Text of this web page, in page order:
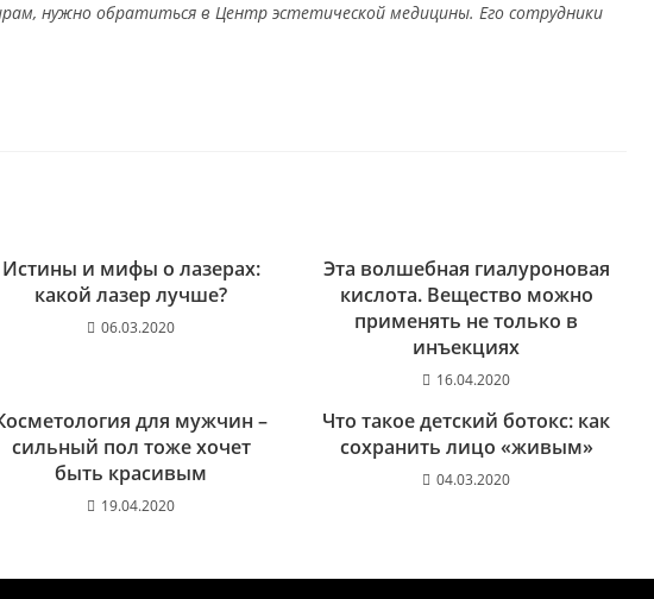
нужно обратиться в Центр эстетической медицины. Его сотрудники
Истины и мифы о лазерах:
какой лазер лучше?
06.03.2020
Эта волшебная гиалуроновая
кислота. Вещество можно
применять не только в
инъекциях
16.04.2020
для мужчин –
сильный пол тоже хочет
быть красивым
19.04.2020
Что такое детский ботокс: как
сохранить лицо «живым»
04.03.2020